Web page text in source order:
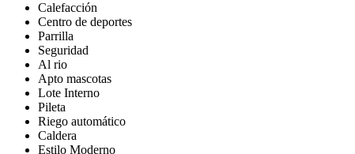
Calefacción
Centro de deportes
Parrilla
Seguridad
Al rio
Apto mascotas
Lote Interno
Pileta
Riego automático
Caldera
Estilo Moderno